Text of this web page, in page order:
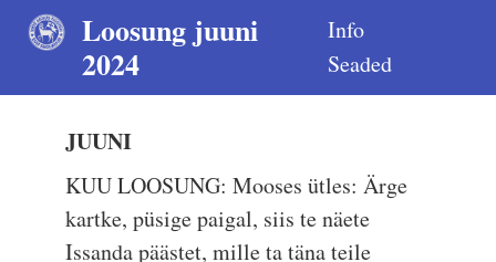
Loosung juuni
2024
Info
Seaded
JUUNI
KUU LOOSUNG: Mooses ütles: Ärge
kartke, püsige paigal, siis te näete
Issanda päästet, mille ta täna teile